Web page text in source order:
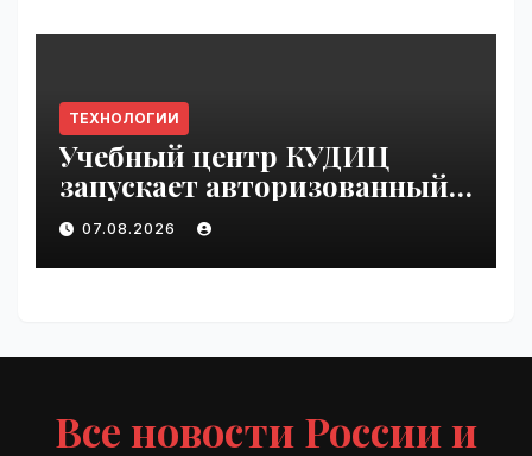
ТЕХНОЛОГИИ
Учебный центр КУДИЦ
запускает авторизованный
курс по
администрированию Mind
Migrate#guest | VseTime.ru
07.08.2026
Все новости России и